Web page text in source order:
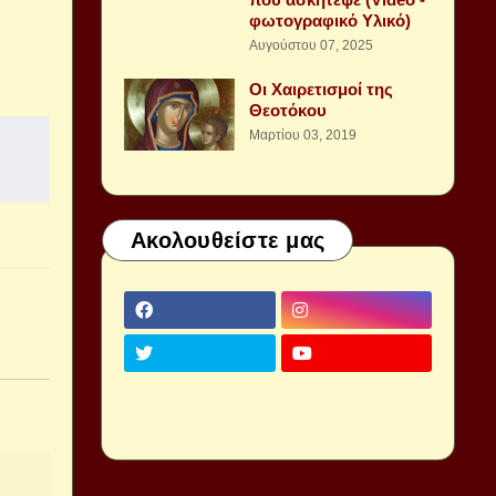
φωτογραφικό Υλικό)
Αυγούστου 07, 2025
Οι Χαιρετισμοί της
Θεοτόκου
Μαρτίου 03, 2019
Ακολουθείστε μας